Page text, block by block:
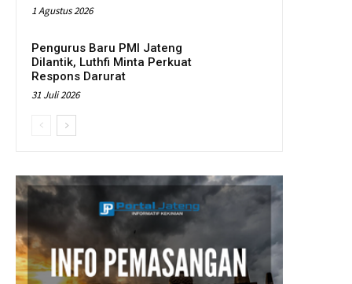
1 Agustus 2026
Pengurus Baru PMI Jateng
Dilantik, Luthfi Minta Perkuat
Respons Darurat
31 Juli 2026